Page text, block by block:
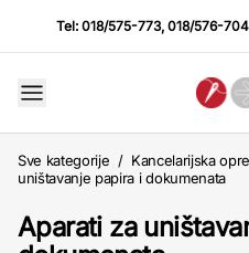
Tel:018/575-773,018/576-704
Sve kategorije / Kancelarijska
uništavanje papira i dokumenata
Aparati za